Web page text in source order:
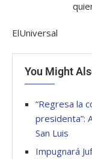
ElUniversal
You Might
“Regresa la
presidenta”:
San Luis
Impugnará